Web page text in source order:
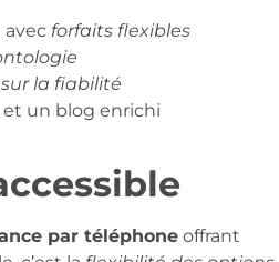
forfaits flexibles
la fiabilité
et un blog enrichi
par téléphoneoffrant